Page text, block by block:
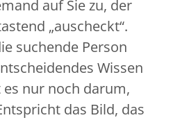
auf Sie zu, der
„auscheckt“.
suchende Person
Wissen
es nur noch darum,
das Bild, das